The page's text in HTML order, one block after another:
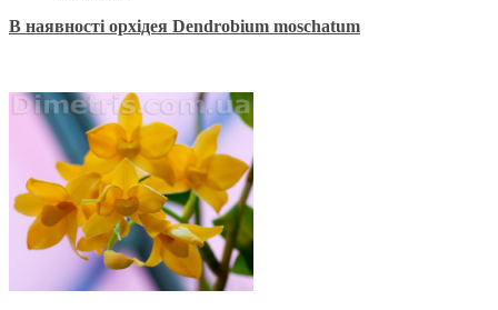
В наявності орхідея Dendrobium moschatum